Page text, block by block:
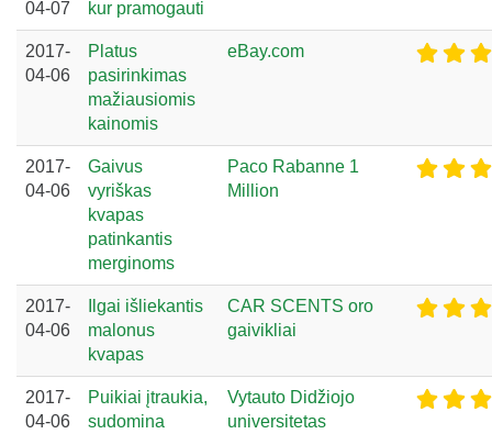
04-07 kur pramogauti
2017-
04-06
Platus
pasirinkimas
mažiausiomis
kainomis
eBay.com
2017-
04-06
Gaivus
vyriškas
kvapas
patinkantis
merginoms
Paco Rabanne 1
Million
2017-
04-06
Ilgai išliekantis
malonus
kvapas
CAR SCENTS oro
gaivikliai
2017-
04-06
Puikiai įtraukia,
sudomina
Vytauto Didžiojo
universitetas